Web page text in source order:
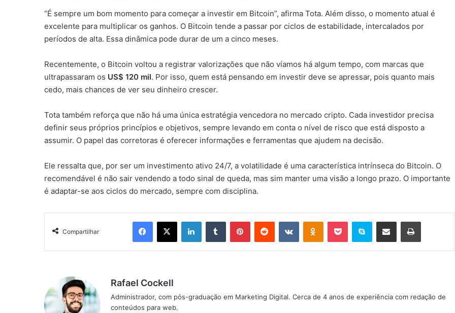
“É sempre um bom momento para começar a investir em Bitcoin”, afirma Tota. Além disso, o momento atual é
excelente para multiplicar os ganhos. O Bitcoin tende a passar por ciclos de estabilidade, intercalados por
períodos de alta. Essa dinâmica pode durar de um a cinco meses.
Recentemente, o Bitcoin voltou a registrar valorizações que não víamos há algum tempo, com marcas que
ultrapassaram os US$ 120 mil. Por isso, quem está pensando em investir deve se apressar, pois quanto mais
cedo, mais chances de ver seu dinheiro crescer.
Tota também reforça que não há uma única estratégia vencedora no mercado cripto. Cada investidor precisa
definir seus próprios princípios e objetivos, sempre levando em conta o nível de risco que está disposto a
assumir. O papel das corretoras é oferecer informações e ferramentas que ajudem na decisão.
Ele ressalta que, por ser um investimento ativo 24/7, a volatilidade é uma característica intrínseca do Bitcoin. O
recomendável é não sair vendendo a todo sinal de queda, mas sim manter uma visão a longo prazo. O importante
é adaptar-se aos ciclos do mercado, sempre com disciplina.
Compartilhar
Facebook
X LinkedinTumblr PinterestReddit VK OK Pocket Skype Compartilhar via e-mail Imprimir
Rafael Cockell
Administrador, com pós-graduação em Marketing Digital. Cerca de 4 anos de experiência com redação de
conteúdos para web.